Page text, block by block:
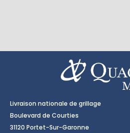
Livraison nationale de grillage
Boulevard de Courties
31120 Portet-Sur-Garonne